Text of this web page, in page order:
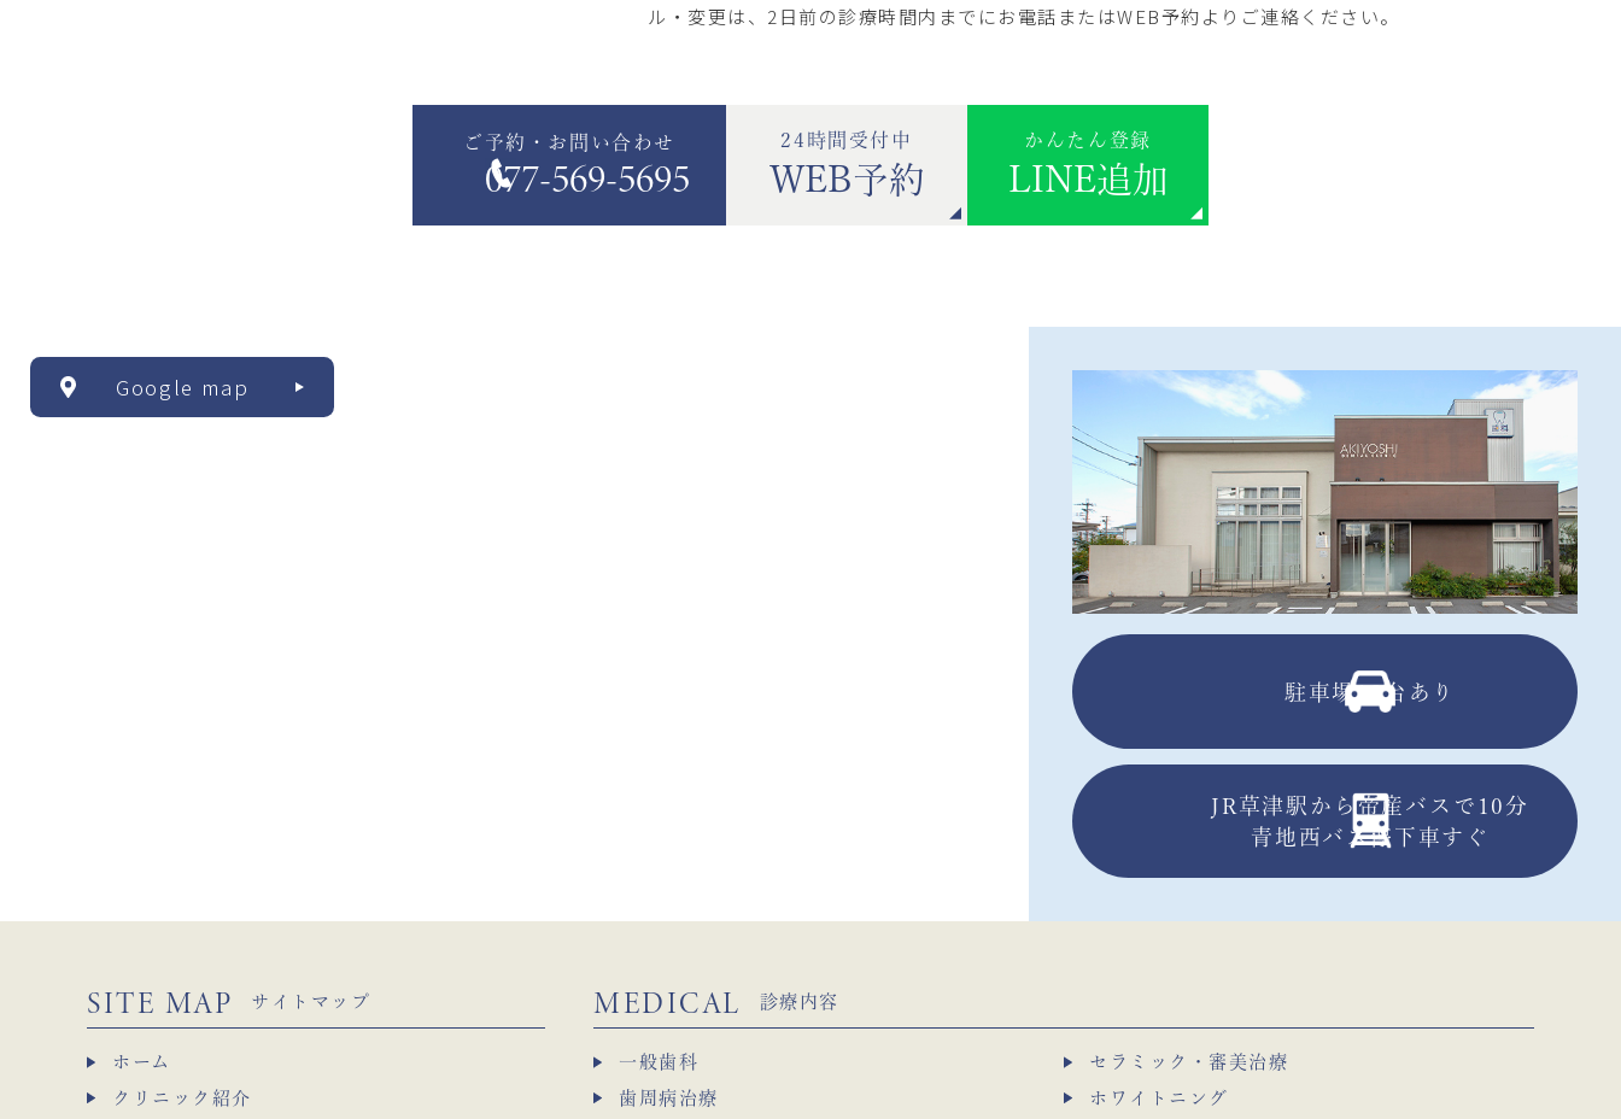
ル・変更は、2日前の診療時間内までにお電話またはWEB予約よりご連絡ください。
ご予約・お問い合わせ
077-569-5695
24時間受付中
WEB予約
かんたん登録
LINE追加
Google map
駐車場13台あり
JR草津駅から帝産バスで10分
青地西バス停下車すぐ
SITE MAP サイトマップ
ホーム
クリニック紹介
MEDICAL 診療内容
一般歯科
セラミック・審美治療
歯周病治療
ホワイトニング